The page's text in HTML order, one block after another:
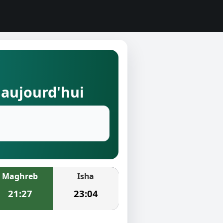
aujourd'hui
Maghreb
21:27
Isha
23:04